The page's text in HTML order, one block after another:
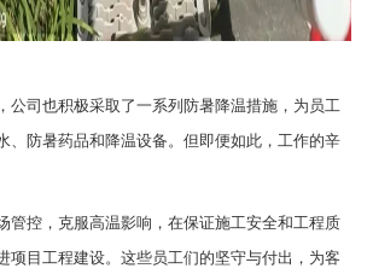
公司也积极采取了一系列防暑降温措施，为员工
、防暑药品和降温设备。但即便如此，工作的辛
管控，克服高温影响，在保证施工安全和工程质
项目工程建设。这些员工们的坚守与付出，为客